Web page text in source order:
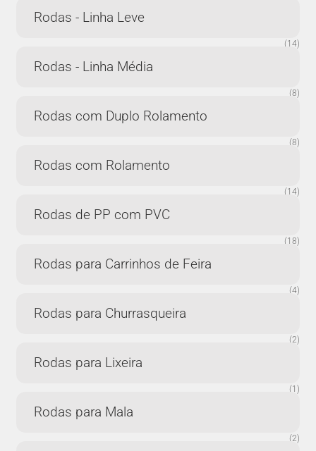
Rodas - Linha Leve
(14)
Rodas - Linha Média
(8)
Rodas com Duplo Rolamento
(8)
Rodas com Rolamento
(14)
Rodas de PP com PVC
(18)
Rodas para Carrinhos de Feira
(4)
Rodas para Churrasqueira
(2)
Rodas para Lixeira
(1)
Rodas para Mala
(2)